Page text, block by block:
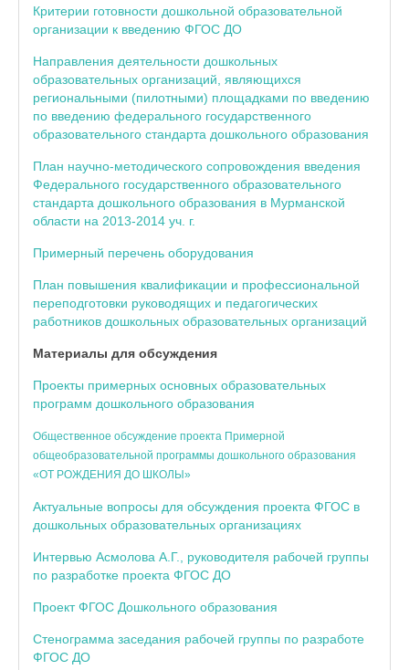
Критерии готовности дошкольной образовательной
организации к введению ФГОС ДО
Направления деятельности дошкольных
образовательных организаций, являющихся
региональными (пилотными) площадками по введению
по введению федерального государственного
образовательного стандарта дошкольного образования
План научно-методического сопровождения введения
Федерального государственного образовательного
стандарта дошкольного образования в Мурманской
области на 2013-2014 уч. г.
Примерный перечень оборудования
План повышения квалификации и профессиональной
переподготовки руководящих и педагогических
работников дошкольных образовательных организаций
Материалы для обсуждения
Проекты примерных основных образовательных
программ дошкольного образования
Общественное обсуждение проекта Примерной
общеобразовательной программы дошкольного образования
«ОТ РОЖДЕНИЯ ДО ШКОЛЫ»
Актуальные вопросы для обсуждения проекта ФГОС в
дошкольных образовательных организациях
Интервью Асмолова А.Г., руководителя рабочей группы
по разработке проекта ФГОС ДО
Проект ФГОС Дошкольного образования
Стенограмма заседания рабочей группы по разработе
ФГОС ДО